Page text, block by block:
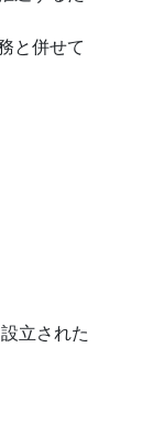
と併せて
立された